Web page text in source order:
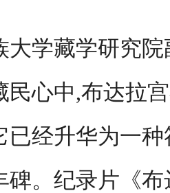
藏学研究院
民心中,布达拉
已经升华为一
碑。纪录片《